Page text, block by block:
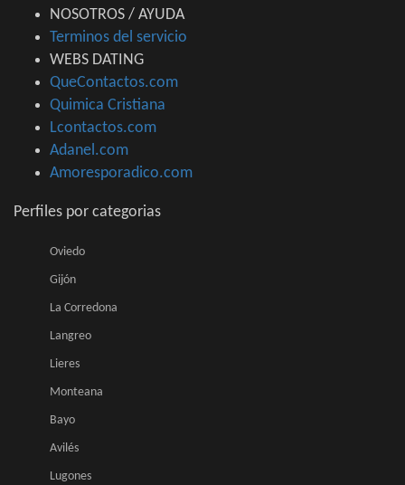
NOSOTROS / AYUDA
Terminos del servicio
WEBS DATING
QueContactos.com
Quimica Cristiana
Lcontactos.com
Adanel.com
Amoresporadico.com
Perfiles por categorias
Oviedo
Gijón
La Corredona
Langreo
Lieres
Monteana
Bayo
Avilés
Lugones